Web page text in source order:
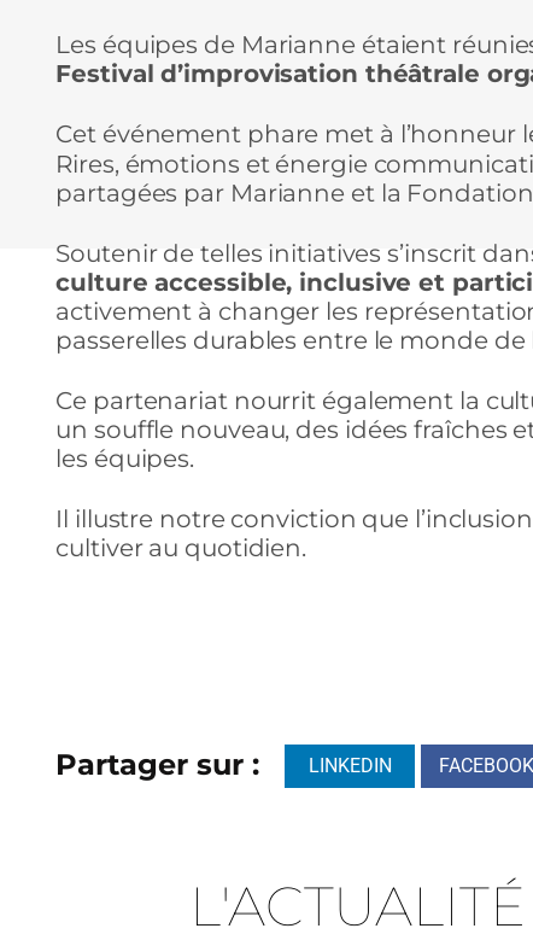
Les équipes de Marianne étaient
Festival d’improvisation théâtrale
Cet événement phare met à l’honneur
Rires, émotions et énergie
partagées par Marianne et la
Soutenir de telles initiatives s’inscrit
culture accessible, inclusive et
activement à changer les
passerelles durables entre le monde de
Ce partenariat nourrit également la
un souffle nouveau, des idées
les équipes.
Il illustre notre conviction que
cultiver au quotidien.
Partager sur : LINKEDIN FACEBOOK